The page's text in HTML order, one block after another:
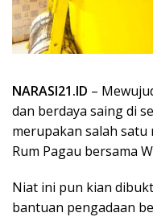
NARASI21.ID –
dan berdaya saing di
merupakan salah satu
Rum Pagau bersama
Niat ini pun kian
bantuan pengadaan